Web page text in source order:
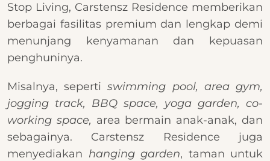
Stop Living, Carstensz Residence memberikan
berbagai fasilitas premium dan lengkap demi
menunjang kenyamanan dan kepuasan
penghuninya.
Misalnya, sepertiswimming pool, area gym,
jogging track, BBQ space, yoga garden, co-
working space, area bermain anak-anak, dan
sebagainya. Carstensz Residence juga
menyediakan hanging garden, taman untuk